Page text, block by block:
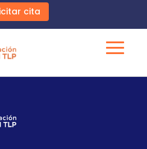
cita